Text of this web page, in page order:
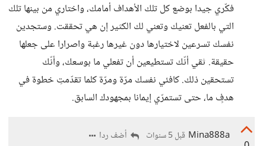
فكّري جيدا بوضع كل تلك الأهداف أمامك، واختاري من بينها تلك
التي بالفعل تعنيك وتعني لك الكثير إن هي تحققت. وستجدين
نفسك تسرعين لاختيارها دون غيرها رغبة واصرارا على جعلها
حقيقة. ثقي أنّك تستطيعين أن تفعلي ما بوسعك، وأنّك
تستحقين ذلك. كافئي نفسك مرّة ومرّة كلما تقدّمتِ خطوة في
هدفٍ ما، حتى تستمرّي إيمانا بمجهودك السابق.
Mina888a قبل 5 سنوات أضف ردا